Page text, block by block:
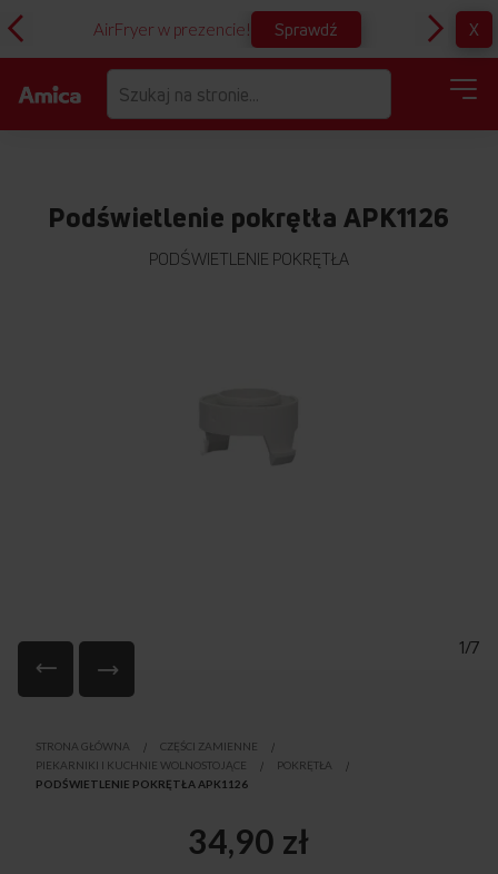
AirFryer w prezencie! Sprawdź X
Podświetlenie pokrętła APK1126
PODŚWIETLENIE POKRĘTŁA
1/7
początek
galerii
STRONA GŁÓWNA
CZĘŚCI ZAMIENNE
PIEKARNIKI I KUCHNIE WOLNOSTOJĄCE
POKRĘTŁA
PODŚWIETLENIE POKRĘTŁA APK1126
34,90 zł